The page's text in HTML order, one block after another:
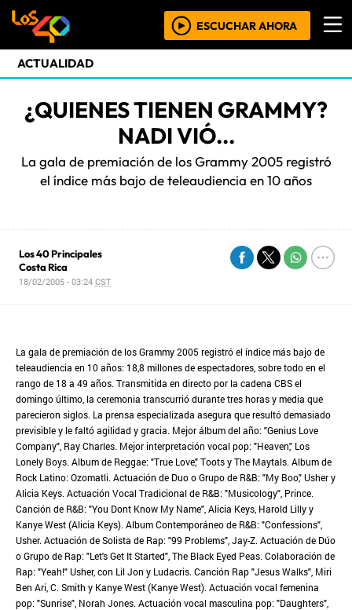
ESCUCHAR AHORA
ACTUALIDAD
¿QUIENES TIENEN GRAMMY?
NADI VIÓ...
La gala de premiación de los Grammy 2005 registró
el índice más bajo de teleaudiencia en 10 años
Los 40 Principales
Costa Rica
18/02/2005 - 03:24CST
La gala de premiación de los Grammy 2005 registró el índice más bajo de
teleaudiencia en 10 años: 18,8 millones de espectadores, sobre todo en el
rango de 18 a 49 años. Transmitida en directo por la cadena CBS el
domingo último, la ceremonia transcurrió durante tres horas y media que
parecieron siglos. La prensa especializada asegura que resultó demasiado
previsible y le faltó agilidad y gracia. Mejor álbum del año: "Genius Love
Company", Ray Charles. Mejor interpretación vocal pop: "Heaven," Los
Lonely Boys. Album de Reggae: "True Love," Toots y The Maytals. Album de
Rock Latino: Ozomatli. Actuación de Duo o Grupo de R&B: "My Boo," Usher y
Alicia Keys. Actuación Vocal Tradicional de R&B: "Musicology", Prince.
Canción de R&B: "You Dont Know My Name", Alicia Keys, Harold Lilly y
Kanye West (Alicia Keys). Album Contemporáneo de R&B: "Confessions",
Usher. Actuación de Solista de Rap: "99 Problems", Jay-Z. Actuación de Dúo
o Grupo de Rap: "Let's Get It Started", The Black Eyed Peas. Colaboración de
Rap: "Yeah!" Usher, con Lil Jon y Ludacris. Canción Rap "Jesus Walks", Miri
Ben Ari, C. Smith y Kanye West (Kanye West). Actuación vocal femenina
pop: "Sunrise", Norah Jones. Actuación vocal masculina pop: "Daughters",